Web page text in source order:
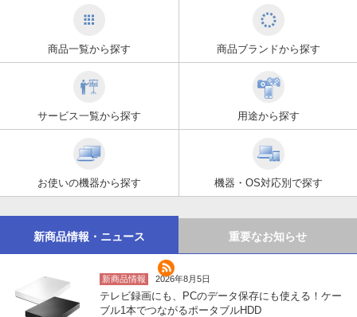
商品一覧から探す 商品ブランドから探す
サービス一覧から探す 用途から探す
お使いの機器から探す 機器・OS対応別で探す
新商品情報・ニュース
新商品情報 2026年8月5日
テレビ録画にも、PCのデータ保存にも使える！ケー
ブル1本でつながるポータブルHDD
重要なお知らせ